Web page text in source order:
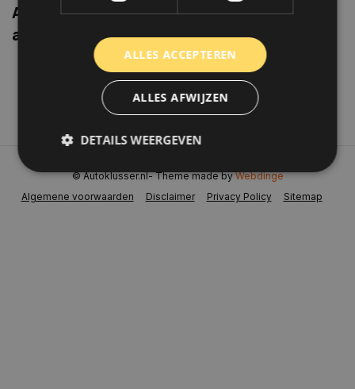
Altijd de nieuwste producten en
aanbiedingen weten?
Abonneer
Algemene voorwaarden Disclaimer Privacy Policy Sitemap
© Autoklusser.nl- Theme made byWebdinge
ALLES ACCEPTEREN
ALLES AFWIJZEN
DETAILS WEERGEVEN
Strikt noodzakelijk Prestatie
Targeting